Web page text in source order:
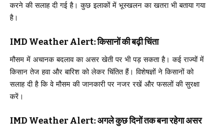
करने की सलाह दी गई है। कुछ इलाकों में भूस्खलन का खतरा भी बताया गया
है।
IMD Weather Alert: किसानों की बढ़ी चिंता
मौसम में अचानक बदलाव का असर खेती पर भी पड़ सकता है। कई राज्यों में
किसान तेज हवा और बारिश को लेकर चिंतित हैं। विशेषज्ञों ने किसानों को
सलाह दी है कि वे मौसम की जानकारी पर नजर रखें और फसलों की सुरक्षा
करें।
IMD Weather Alert: अगले कुछ दिनों तक बना रहेगा असर